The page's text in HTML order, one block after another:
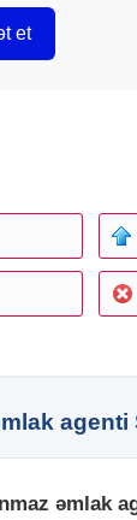
görüşlərin
və aylıq
və
1500 AZN
et
agenti
əmlak